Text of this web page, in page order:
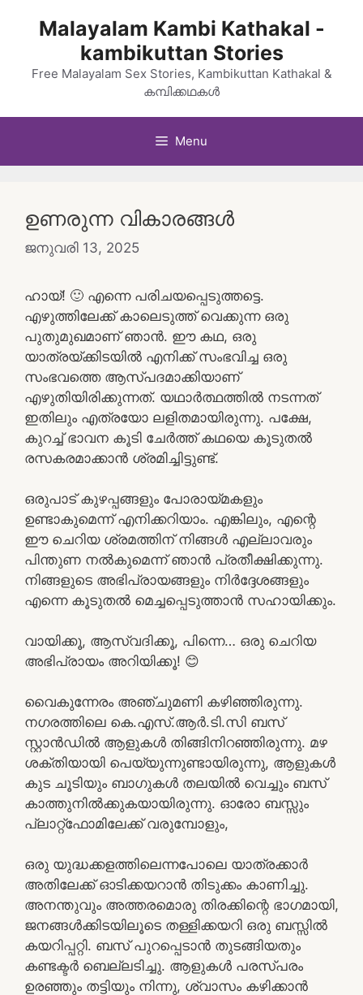
Malayalam Kambi Kathakal -
kambikuttan Stories
Free Malayalam Sex Stories, Kambikuttan Kathakal &
കമ്പിക്കഥകൾ
Menu
ഉണരുന്ന വികാരങ്ങൾ
ജനുവരി 13, 2025
ഹായ്! 🙂 എന്നെ പരിചയപ്പെടുത്തട്ടെ.
എഴുത്തിലേക്ക് കാലെടുത്ത് വെക്കുന്ന ഒരു
പുതുമുഖമാണ് ഞാൻ. ഈ കഥ, ഒരു
യാത്രയ്ക്കിടയിൽ എനിക്ക് സംഭവിച്ച ഒരു
സംഭവത്തെ ആസ്പദമാക്കിയാണ്
എഴുതിയിരിക്കുന്നത്. യഥാർത്ഥത്തിൽ നടന്നത്
ഇതിലും എത്രയോ ലളിതമായിരുന്നു. പക്ഷേ,
കുറച്ച് ഭാവന കൂടി ചേർത്ത് കഥയെ കൂടുതൽ
രസകരമാക്കാൻ ശ്രമിച്ചിട്ടുണ്ട്.
ഒരുപാട് കുഴപ്പങ്ങളും പോരായ്മകളും
ഉണ്ടാകുമെന്ന് എനിക്കറിയാം. എങ്കിലും, എന്റെ
ഈ ചെറിയ ശ്രമത്തിന് നിങ്ങൾ എല്ലാവരും
പിന്തുണ നൽകുമെന്ന് ഞാൻ പ്രതീക്ഷിക്കുന്നു.
നിങ്ങളുടെ അഭിപ്രായങ്ങളും നിർദ്ദേശങ്ങളും
എന്നെ കൂടുതൽ മെച്ചപ്പെടുത്താൻ സഹായിക്കും.
വായിക്കൂ, ആസ്വദിക്കൂ, പിന്നെ… ഒരു ചെറിയ
അഭിപ്രായം അറിയിക്കൂ! 😊
വൈകുന്നേരം അഞ്ചുമണി കഴിഞ്ഞിരുന്നു.
നഗരത്തിലെ കെ.എസ്.ആർ.ടി.സി ബസ്
സ്റ്റാൻഡിൽ ആളുകൾ തിങ്ങിനിറഞ്ഞിരുന്നു. മഴ
ശക്തിയായി പെയ്യുന്നുണ്ടായിരുന്നു, ആളുകൾ
കുട ചൂടിയും ബാഗുകൾ തലയിൽ വെച്ചും ബസ്
കാത്തുനിൽക്കുകയായിരുന്നു. ഓരോ ബസ്സും
പ്ലാറ്റ്‌ഫോമിലേക്ക് വരുമ്പോളും,
ഒരു യുദ്ധക്കളത്തിലെന്നപോലെ യാത്രക്കാർ
അതിലേക്ക് ഓടിക്കയറാൻ തിടുക്കം കാണിച്ചു.
അനന്തുവും അത്തരമൊരു തിരക്കിന്റെ ഭാഗമായി,
ജനങ്ങൾക്കിടയിലൂടെ തള്ളിക്കയറി ഒരു ബസ്സിൽ
കയറിപ്പറ്റി. ബസ് പുറപ്പെടാൻ തുടങ്ങിയതും
കണ്ടക്ടർ ബെല്ലടിച്ചു. ആളുകൾ പരസ്പരം
ഉരഞ്ഞും തട്ടിയും നിന്നു, ശ്വാസം കഴിക്കാൻ